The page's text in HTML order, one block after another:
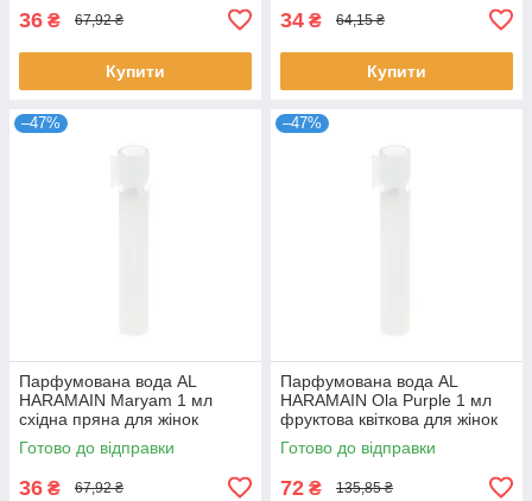
36 ₴ 67,92 ₴
Купити
34 ₴ 64,15 ₴
Купити
–47%
Парфумована вода AL
HARAMAIN Maryam 1 мл
східна пряна для жінок
розпив пробник стійкий
аромат Аль Харамейн
Готово до відправки
36 ₴ 67,92 ₴
–47%
Парфумована вода AL
HARAMAIN Ola Purple 1 мл
фруктова квіткова для жінок
стійкий розпив Аль Харамейн
Готово до відправки
72 ₴ 135,85 ₴